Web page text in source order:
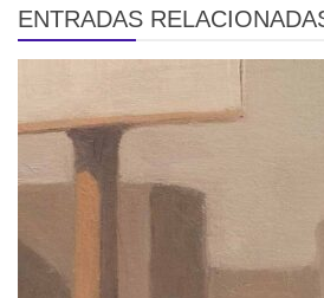
ENTRADAS